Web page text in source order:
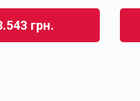
грн.